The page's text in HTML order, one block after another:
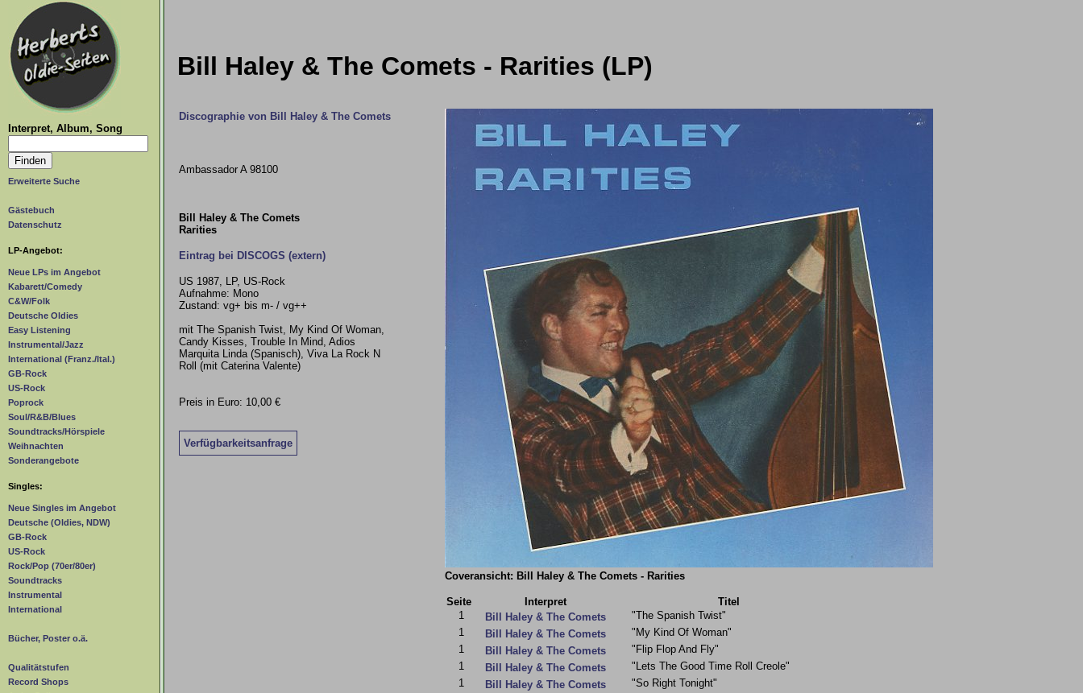
Interpret, Album, Song
Erweiterte Suche
Gästebuch
Datenschutz
LP-Angebot:
Neue LPs im Angebot
Kabarett/Comedy
C&W/Folk
Deutsche Oldies
Easy Listening
Instrumental/Jazz
International (Franz./Ital.)
GB-Rock
US-Rock
Poprock
Soul/R&B/Blues
Soundtracks/Hörspiele
Weihnachten
Sonderangebote
Singles:
Neue Singles im Angebot
Deutsche (Oldies, NDW)
GB-Rock
US-Rock
Rock/Pop (70er/80er)
Soundtracks
Instrumental
International
Bücher, Poster o.ä.
Qualitätstufen
Record Shops
Bill Haley & The Comets - Rarities (LP)
Discographie von Bill Haley & The Comets
Ambassador A 98100
Bill Haley & The Comets
Rarities
Eintrag bei DISCOGS (extern)
US 1987, LP, US-Rock
Aufnahme: Mono
Zustand: vg+ bis m- / vg++
mit The Spanish Twist, My Kind Of Woman,
Candy Kisses, Trouble In Mind, Adios
Marquita Linda (Spanisch), Viva La Rock N
Roll (mit Caterina Valente)
Preis in Euro: 10,00 €
Verfügbarkeitsanfrage
Coveransicht: Bill Haley & The Comets - Rarities
Seite Interpret
Titel
1
Bill Haley & The Comets
"The Spanish Twist"
1
Bill Haley & The Comets
"My Kind Of Woman"
1
Bill Haley & The Comets
"Flip Flop And Fly"
1
Bill Haley & The Comets
"Lets The Good Time Roll Creole"
1
Bill Haley & The Comets
"So Right Tonight"